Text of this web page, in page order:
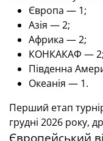
Європа — 1;
Азія — 2;
Африка — 2;
КОНКАКАФ — 2;
Південна
Океанія — 1.
Перший етап
грудні 2026 року,
Європейський